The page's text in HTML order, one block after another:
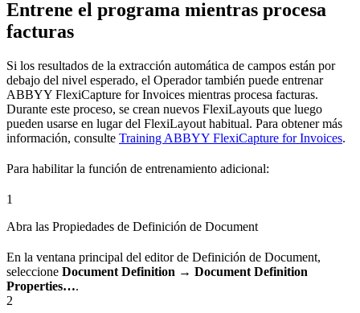
Entrene el programa mientras procesa
facturas
Si los resultados de la extracción automática de campos están por
debajo del nivel esperado, el Operador también puede entrenar
ABBYY FlexiCapture for Invoices mientras procesa facturas.
Durante este proceso, se crean nuevos FlexiLayouts que luego
pueden usarse en lugar del FlexiLayout habitual. Para obtener más
información, consulte Training ABBYY FlexiCapture for Invoices.
Para habilitar la función de entrenamiento adicional:
1
Abra las Propiedades de Definición de Document
En la ventana principal del editor de Definición de Document,
seleccione Document Definition → Document Definition
Properties….
2